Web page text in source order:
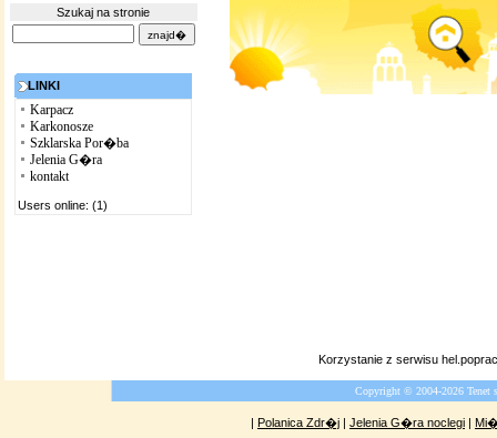
Szukaj na stronie
LINKI
Karpacz
Karkonosze
Szklarska Por�ba
Jelenia G�ra
kontakt
Users online: (1)
Korzystanie z serwisu
Copyright © 2004-2026
| Polanica Zdr�j | Jelenia G�ra noclegi |